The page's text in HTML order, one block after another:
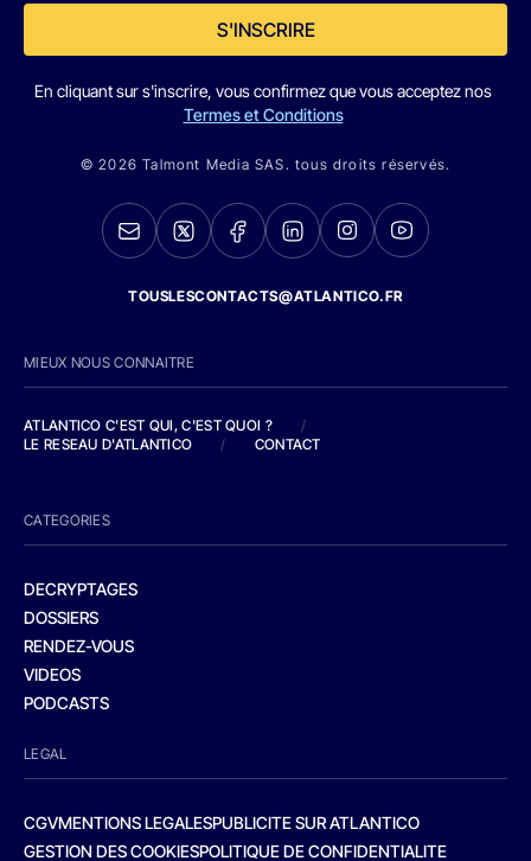
S'INSCRIRE
En cliquant sur s'inscrire, vous confirmez que vous acceptez nos
Termes et Conditions
© 2026 Talmont Media SAS. tous droits réservés.
TOUSLESCONTACTS@ATLANTICO.FR
MIEUX NOUS CONNAITRE
ATLANTICO C'EST QUI, C'EST QUOI ?
/
LE RESEAU D'ATLANTICO
/ CONTACT
CATEGORIES
DECRYPTAGES
DOSSIERS
RENDEZ-VOUS
VIDEOS
PODCASTS
LEGAL
CGVMENTIONS LEGALESPUBLICITE SUR ATLANTICO
GESTION DES COOKIESPOLITIQUE DE CONFIDENTIALITE